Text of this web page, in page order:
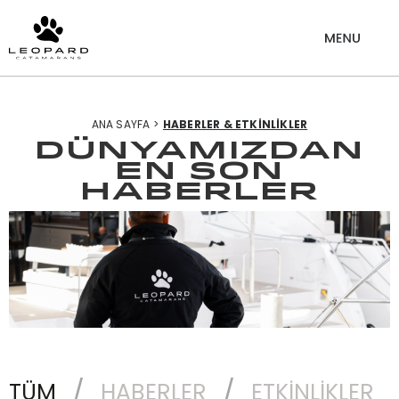
ANA SAYFA > HABERLER & ETKİNLİKLER
Dünyamızdan
en son
haberler
TÜM HABERLER ETKİNLİKLER